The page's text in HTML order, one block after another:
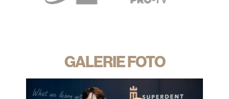
GALERIE FOTO